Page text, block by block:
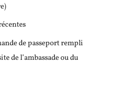
de passeport rempli
de l’ambassade ou du